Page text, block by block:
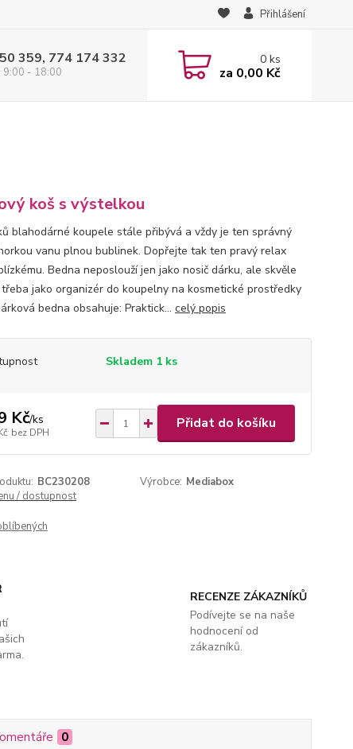
Přihlášení
359, 774 174 332
9:00 - 18:00
0ks
za 0,00 Kč
koš s výstelkou
blahodárné koupele stále přibývá a vždy je ten správný
vanu plnou bublinek. Dopřejte tak ten pravý relax
Bedna neposlouží jen jako nosič dárku, ale skvěle
jako organizér do koupelny na kosmetické prostředky
bedna obsahuje: Praktick... celý popis
Skladem 1 ks
Kč/ks
bez DPH
Přidat do košíku
BC230208 Výrobce: Mediabox
/ dostupnost
RECENZE ZÁKAZNÍKŮ
Podívejte se na naše
hodnocení od
zákazníků.
0